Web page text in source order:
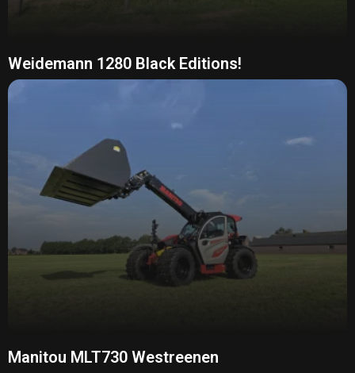
Weidemann 1280 Black Editions!
Manitou MLT730 Westreenen